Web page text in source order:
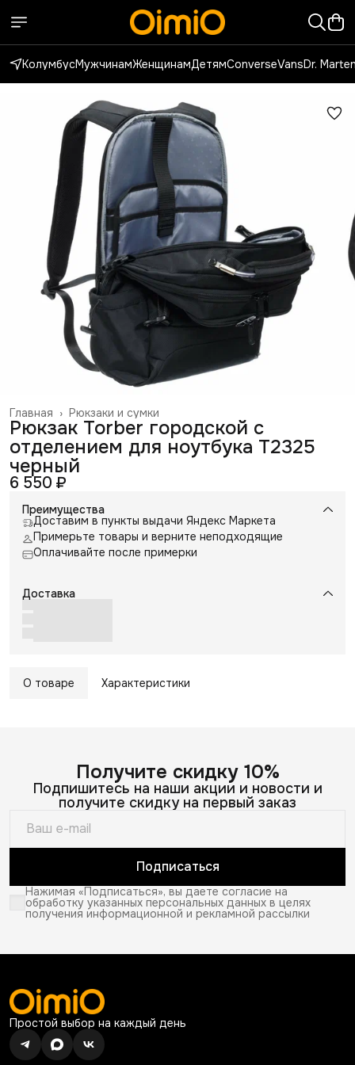
КолумбусМужчинамЖенщинамДетямConverseVansDr.
Рюкзаки и сумки
Главная ›
Рюкзак Torber городской с
отделением для ноутбука T2325
черный
6 550 ₽
Преимущества
Доставим в пункты выдачи Яндекс Маркета
Примерьте товары и верните неподходящие
Оплачивайте после примерки
Доставка
О товаре Характеристики
Получите скидку 10%
Подпишитесь на наши акции и новости и
получите скидку на первый заказ
Подписаться
Нажимая «Подписаться», вы даете согласие на
обработку указанных персональных данных в целях
получения информационной и рекламной рассылки
Простой выбор на каждый день